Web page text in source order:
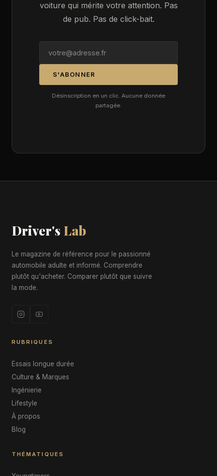
voiture qui mérite votre attention. Pas
de pub. Pas de click-bait.
S'ABONNER
Désinscription en un clic. Aucune donnée
partagée.
Driver's Lab
Le magazine de référence pour le passionné
automobile adulte et informé. Comprendre
plutôt qu'acheter. Comparer plutôt que suivre
la mode.
RUBRIQUES
Essais longue durée
Culture & Marques
Ingénierie
Lifestyle
À propos
Blog
THÉMATIQUES